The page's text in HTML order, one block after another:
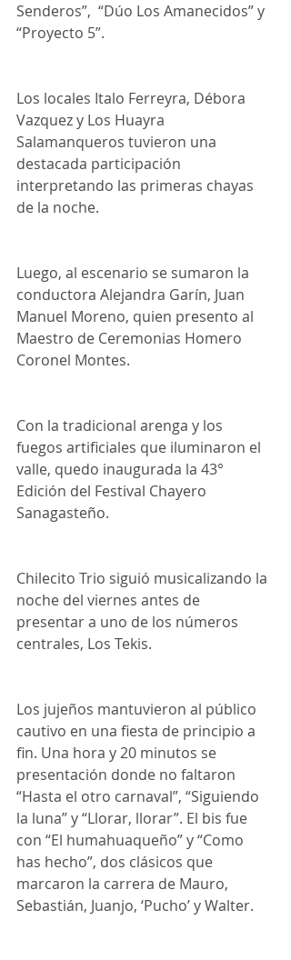
Senderos”,  “Dúo Los Amanecidos” y
“Proyecto 5”.
Los locales Italo Ferreyra, Débora
Vazquez y Los Huayra
Salamanqueros tuvieron una
destacada participación
interpretando las primeras chayas
de la noche.
Luego, al escenario se sumaron la
conductora Alejandra Garín, Juan
Manuel Moreno, quien presento al
Maestro de Ceremonias Homero
Coronel Montes.
Con la tradicional arenga y los
fuegos artificiales que iluminaron el
valle, quedo inaugurada la 43°
Edición del Festival Chayero
Sanagasteño.
Chilecito Trio siguió musicalizando la
noche del viernes antes de
presentar a uno de los números
centrales, Los Tekis.
Los jujeños mantuvieron al público
cautivo en una fiesta de principio a
fin. Una hora y 20 minutos se
presentación donde no faltaron
“Hasta el otro carnaval”, “Siguiendo
la luna” y “Llorar, llorar”. El bis fue
con “El humahuaqueño” y “Como
has hecho”, dos clásicos que
marcaron la carrera de Mauro,
Sebastián, Juanjo, ‘Pucho’ y Walter.